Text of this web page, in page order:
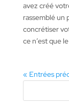
avez créé
rassemblé un
concrétiser
ce n’est que
« Entrées